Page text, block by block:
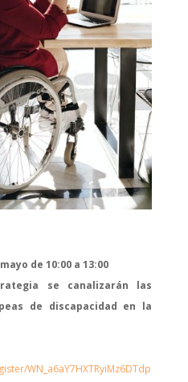
de 10:00 a 13:00
se canalizarán las
de discapacidad en la
WN_a6aY7HXTRyiMz6DTdp